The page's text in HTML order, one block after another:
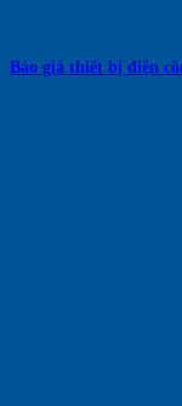
Báo giá thiết bị điện